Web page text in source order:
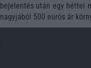
bejelentés után egy héttel
nagyjából 500 eurós ár